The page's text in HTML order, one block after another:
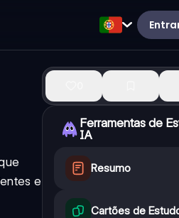
e
Ferramentas de
IA
Resumo
Cartões de